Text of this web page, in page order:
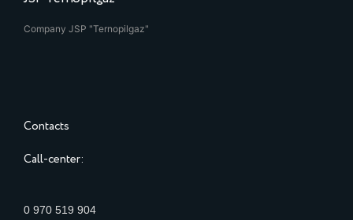
Company JSP "Ternopilgaz"
Contacts
Call-center:
0 970 519 904